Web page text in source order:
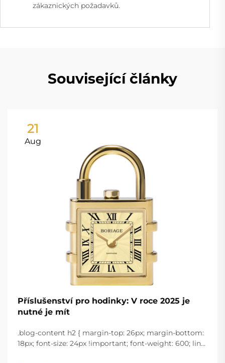
zákaznických požadavků.
Související články
21
Aug
Příslušenství pro hodinky: V roce 2025 je
nutné je mít
.blog-content h2 { margin-top: 26px; margin-bottom:
18px; font-size: 24px !important; font-weight: 600; line-